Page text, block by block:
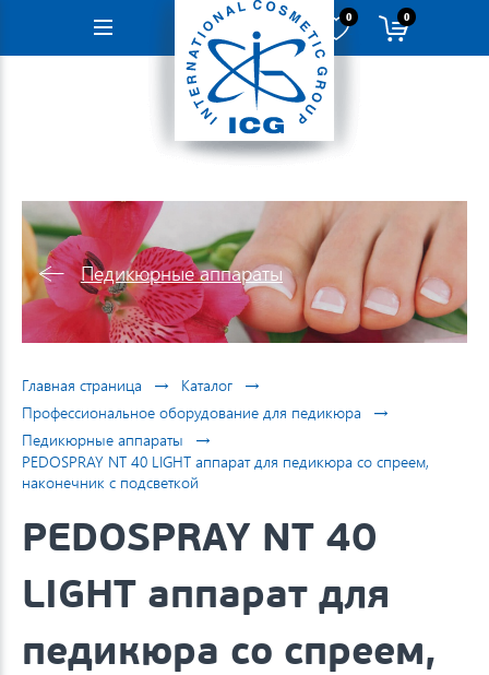
Навигация
0 0
Педикюрные аппараты
Главная страница → Каталог →
Профессиональное оборудование для педикюра →
Педикюрные аппараты →
PEDOSPRAY NT 40 LIGHT аппарат для педикюра со спреем,
наконечник с подсветкой
PEDOSPRAY NT 40
LIGHT аппарат для
педикюра со спреем,